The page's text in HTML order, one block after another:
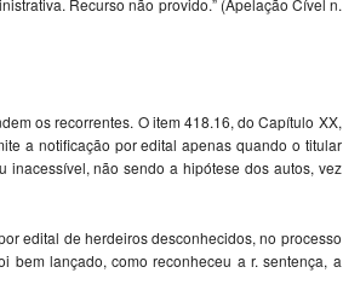
os recorrentes. O item 418.16, do Capítulo XX,
a notificação por edital apenas quando o titular
não sendo a hipótese dos autos, vez
edital de herdeiros desconhecidos, no processo
bem lançado, como reconheceu a r. sentença, a